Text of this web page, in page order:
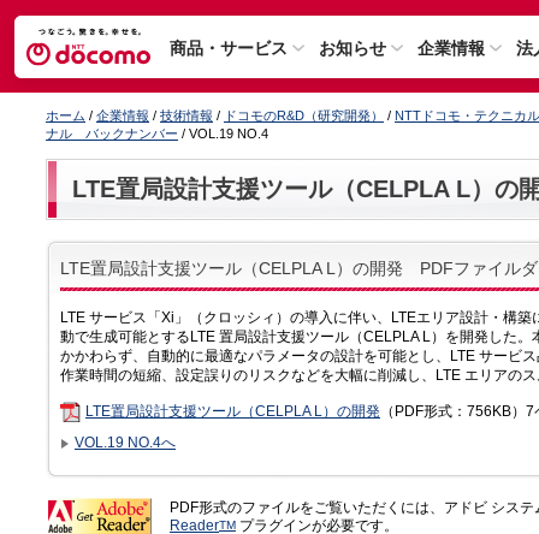
商品・サービス お知らせ 企業情報 法
ホーム / 企業情報 / 技術情報 / ドコモのR&D（研究開発） / NTTドコモ・テクニカ
ナル バックナンバー / VOL.19 NO.4
LTE置局設計支援ツール（CELPLA L）の
LTE置局設計支援ツール（CELPLA L）の開発 PDFファイル
LTE サービス「Xi」（クロッシィ）の導入に伴い、LTEエリア設計・構
動で生成可能とするLTE 置局設計支援ツール（CELPLA L）を開発した
かかわらず、自動的に最適なパラメータの設計を可能とし、LTE サービ
作業時間の短縮、設定誤りのリスクなどを大幅に削減し、LTE エリアの
LTE置局設計支援ツール（CELPLA L）の開発 （PDF形式：756KB）7
VOL.19 NO.4へ
PDF形式のファイルをご覧いただくには、アドビ シス
ReaderTM プラグインが必要です。